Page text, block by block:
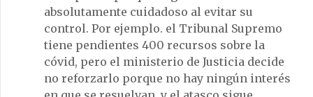
absolutamente cuidadoso al evitar su
control. Por ejemplo. el Tribunal Supremo
tiene pendientes 400 recursos sobre la
cóvid, pero el ministerio de Justicia decide
no reforzarlo porque no hay ningún interés